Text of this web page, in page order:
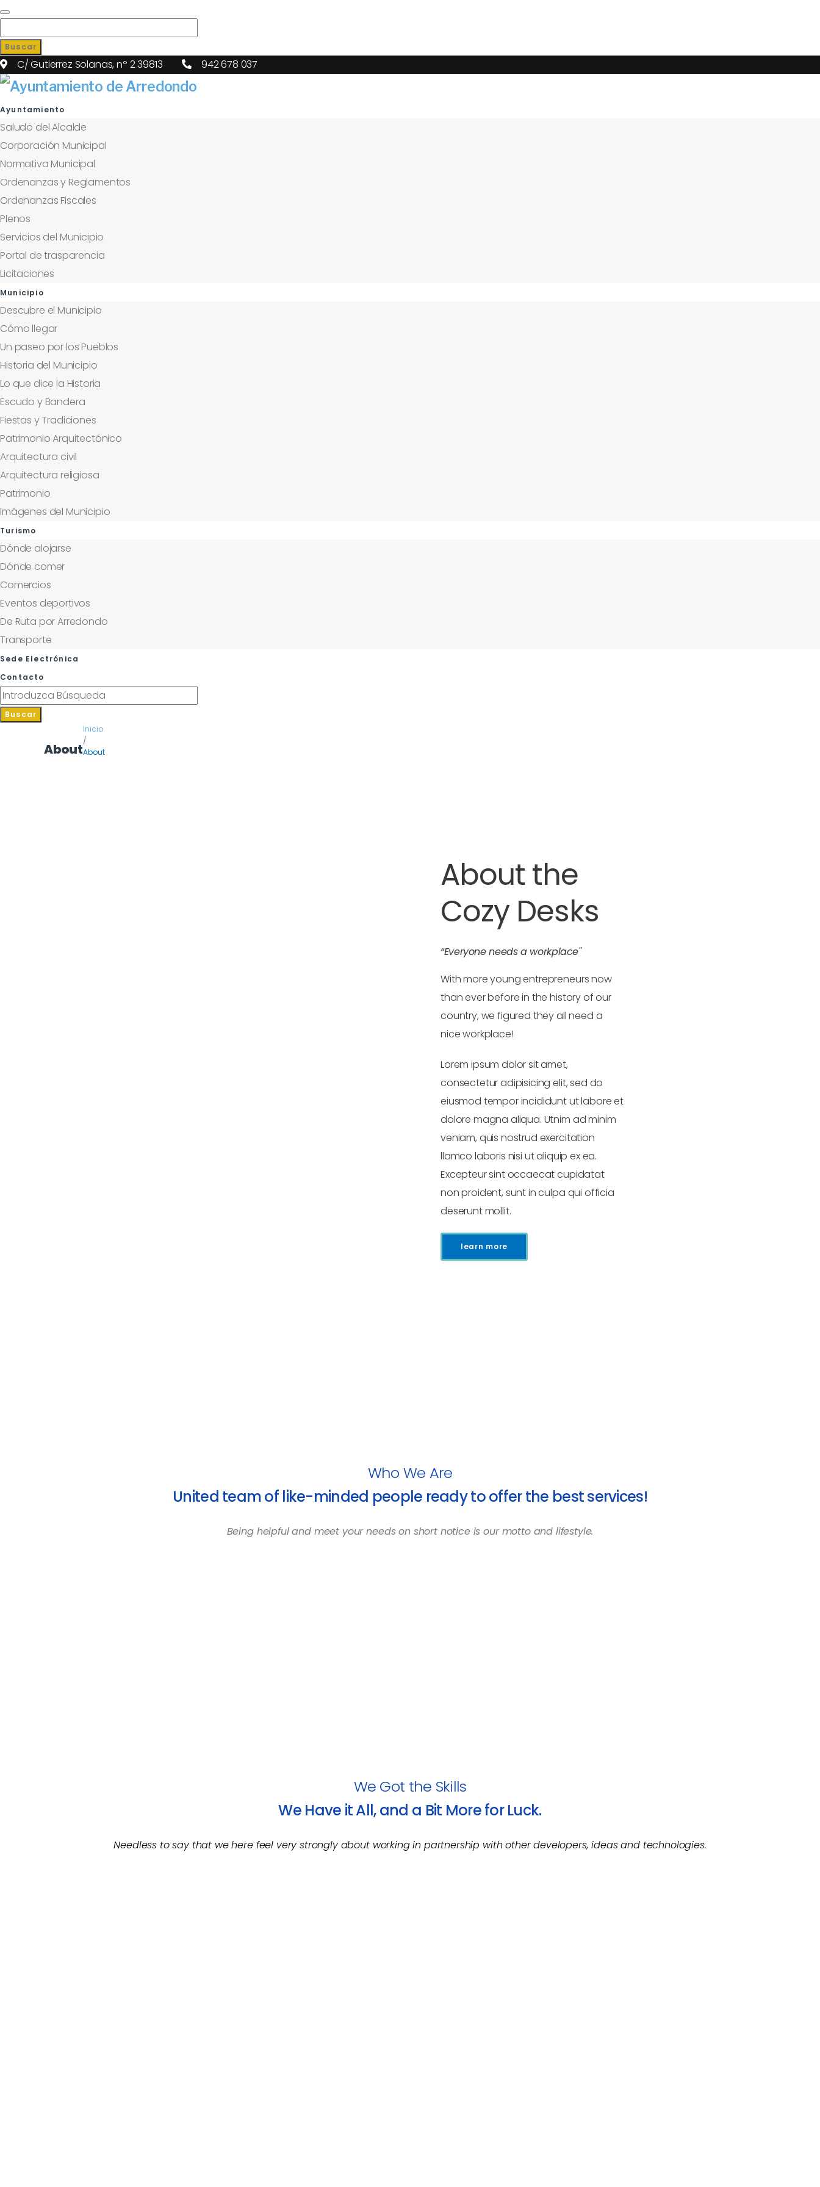
Buscar
C/ Gutierrez Solanas, nº 2 39813 942 678 037
Ayuntamiento
Saludo del Alcalde
Corporación Municipal
Normativa Municipal
Ordenanzas y Reglamentos
Ordenanzas Fiscales
Plenos
Servicios del Municipio
Portal de trasparencia
Licitaciones
Municipio
Descubre el Municipio
Cómo llegar
Un paseo por los Pueblos
Historia del Municipio
Lo que dice la Historia
Escudo y Bandera
Fiestas y Tradiciones
Patrimonio Arquitectónico
Arquitectura civil
Arquitectura religiosa
Patrimonio
Imágenes del Municipio
Turismo
Dónde alojarse
Dónde comer
Comercios
Eventos deportivos
De Ruta por Arredondo
Transporte
Sede Electrónica
Contacto
Buscar
About
Inicio
/
About
About the
Cozy Desks
“Everyone needs a workplace"
With more young entrepreneurs now
than ever before in the history of our
country, we figured they all need a
nice workplace!
Lorem ipsum dolor sit amet,
consectetur adipisicing elit, sed do
eiusmod tempor incididunt ut labore et
dolore magna aliqua. Utnim ad minim
veniam, quis nostrud exercitation
llamco laboris nisi ut aliquip ex ea.
Excepteur sint occaecat cupidatat
non proident, sunt in culpa qui officia
deserunt mollit.
learn more
Who We Are
United team of like-minded people ready to offer the best services!
Being helpful and meet your needs on short notice is our motto and lifestyle.
We Got the Skills
We Have it All, and a Bit More for Luck.
Needless to say that we here feel very strongly about working in partnership with other developers, ideas and technologies.